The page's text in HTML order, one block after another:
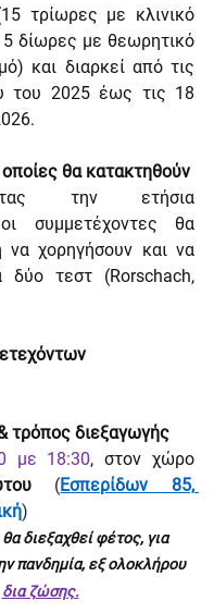
τρίωρες με κλινικό
5 δίωρες με θεωρητικό
και διαρκεί από τις
του 2025 έως τις 18
θα κατακτηθούν
την ετήσια
συμμετέχοντες θα
να χορηγήσουν και να
δύο τεστ (Rorschach,
τρόπος διεξαγωγής
με 18:30, στον χώρο
(Εσπερίδων 85,
)
θα διεξαχθεί φέτος, για
πανδημία, εξ ολοκλήρου
δια ζώσης.